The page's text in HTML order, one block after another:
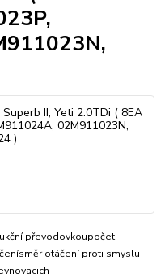
převodovkoupočet
otáčení proti smyslu